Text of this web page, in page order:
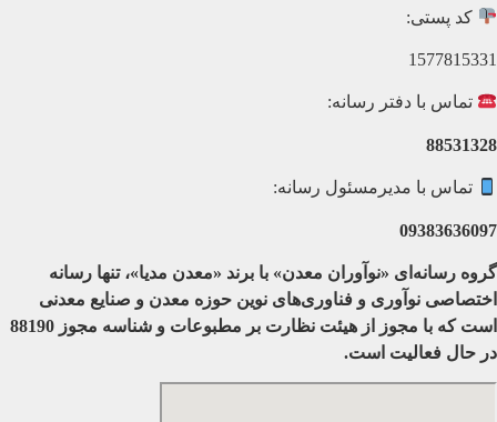
کد پستی:
1577815331
تماس با دفتر رسانه:
88531328
تماس با مدیرمسئول رسانه:
09383636097
گروه رسانه‌ای «نوآوران معدن» با برند «معدن مدیا»، تنها رسانه
اختصاصی نوآوری و فناوری‌های نوین حوزه معدن و صنایع معدنی‌
است که با مجوز از هیئت نظارت بر مطبوعات
و شناسه مجوز 88190
در حال فعالیت است.